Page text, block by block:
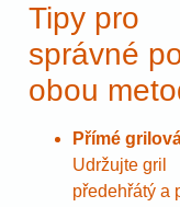
Tipy pro
správné
obou
Přímé
Udržujte gril
předehřátý a